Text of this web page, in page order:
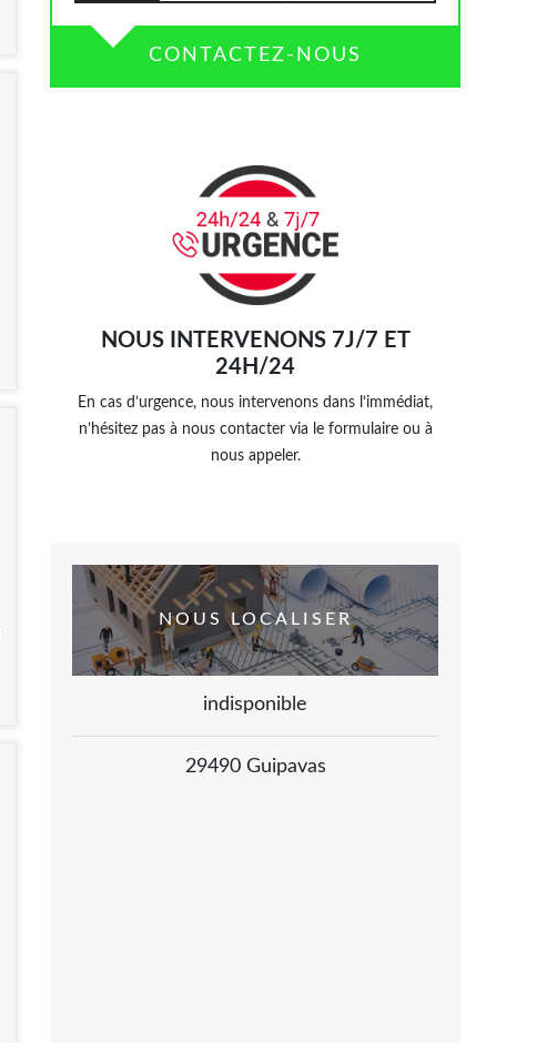
CONTACTEZ-NOUS
NOUS INTERVENONS 7J/7 ET
24H/24
En cas d’urgence, nous intervenons dans l’immédiat,
n’hésitez pas à nous contacter via le formulaire ou à
nous appeler.
NOUS LOCALISER
indisponible
29490 Guipavas